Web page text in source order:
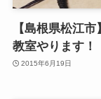
【島根県松江
教室やります！
2015年6月19日